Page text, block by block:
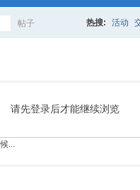
帖子
索
热搜: 活动
请先登录后才能继续浏览
...